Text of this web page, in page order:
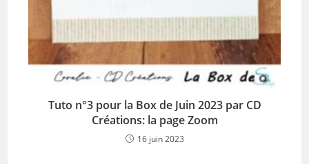
Tuto n°3 pour la Box de Juin 2023 par CD
Créations: la page Zoom
16 juin 2023